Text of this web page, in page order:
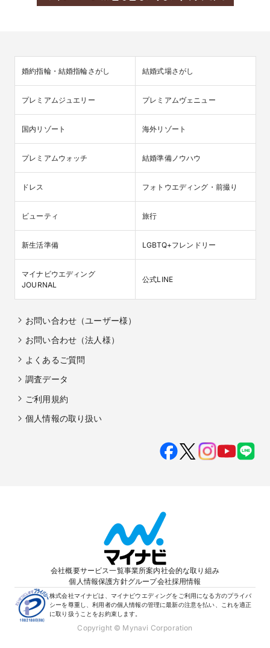
婚約指輪・結婚指輪さがし 結婚式場さがし
プレミアムジュエリー プレミアムヴェニュー
国内リゾート 海外リゾート
プレミアムウォッチ 結婚準備ノウハウ
ドレス フォトウエディング・前撮り
ビューティ 旅行
新生活準備 LGBTQ+フレンドリー
マイナビウエディング
JOURNAL
公式LINE
お問い合わせ（ユーザー様）
お問い合わせ（法人様）
よくあるご質問
調査データ
ご利用規約
個人情報の取り扱い
会社概要サービス一覧事業所案内社会的な取り組み
個人情報保護方針グループ会社採用情報
株式会社マイナビは、マイナビウエディングをご利用になる方のプライバ
シーを尊重し、利用者の個人情報の管理に最新の注意を払い、これを適正
に取り扱うことをお約束します。
Copyright © Mynavi Corporation